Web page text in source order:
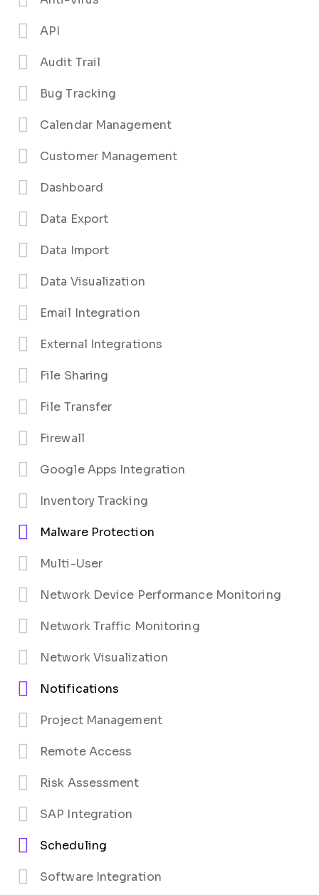
API
Audit Trail
Bug Tracking
Calendar Management
Customer Management
Dashboard
Data Export
Data Import
Data Visualization
Email Integration
External Integrations
File Sharing
File Transfer
Firewall
Google Apps Integration
Inventory Tracking
Malware Protection
Multi-User
Network Device Performance Monitoring
Network Traffic Monitoring
Network Visualization
Notifications
Project Management
Remote Access
Risk Assessment
SAP Integration
Scheduling
Software Integration